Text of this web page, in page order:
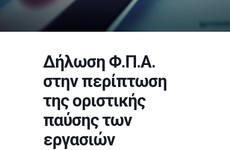
Δήλωση Φ.Π.Α.
στην περίπτωση
της οριστικής
παύσης των
εργασιών